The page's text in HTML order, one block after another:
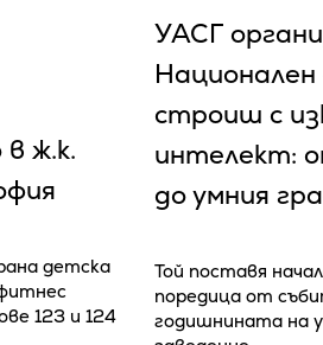
ж.к.
детска
123 и 124
УАСГ
строиш с
интелект:
до умния
Той поставя
поредица от
годишнината на